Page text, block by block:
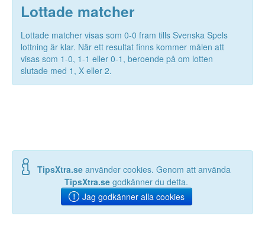
Lottade matcher
Lottade matcher visas som 0-0 fram tills Svenska Spels
lottning är klar. När ett resultat finns kommer målen att
visas som 1-0, 1-1 eller 0-1, beroende på om lotten
slutade med 1, X eller 2.
TipsXtra.se använder cookies. Genom att använda
TipsXtra.se godkänner du detta.
Jag godkänner alla cookies